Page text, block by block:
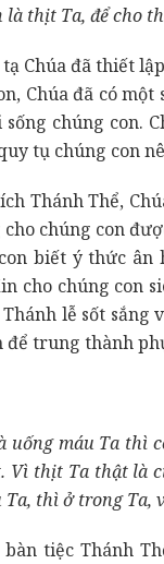
là thịt Ta, để cho
tạ Chúa đã thiết
Chúa đã có
chúng con.
tụ chúng con
Thánh Thể,
cho chúng con
biết ý thức
cho chúng con
lễ sốt sắng
để trung thành
uống máu Ta thì
Vì thịt Ta thật là
Ta, thì ở trong Ta,
bàn tiệc Thánh